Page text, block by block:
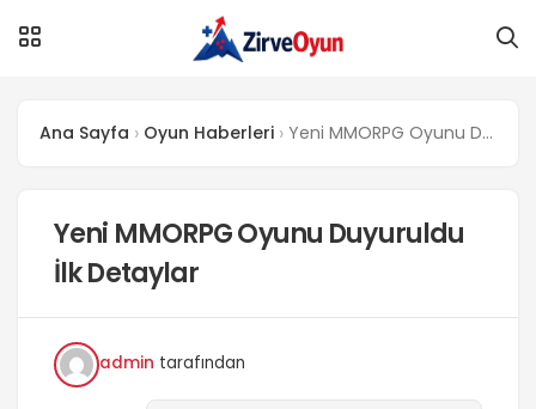
Ana Sayfa Oyun Haberleri Yeni MMORPG Oyunu Duyuruldu İlk Detaylar
Yeni MMORPG Oyunu Duyuruldu
İlk Detaylar
admin tarafından